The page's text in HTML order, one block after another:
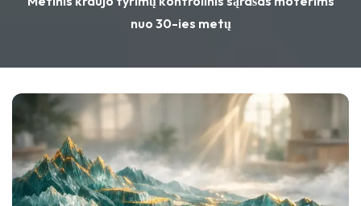
nuo 30-ies metų